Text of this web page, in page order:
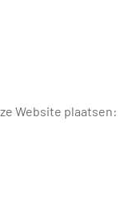
Website plaatsen: